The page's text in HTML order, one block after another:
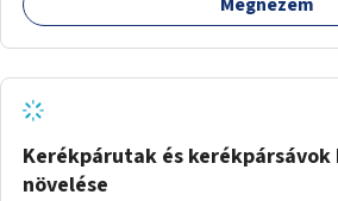
Kerékpárutak és
növelése